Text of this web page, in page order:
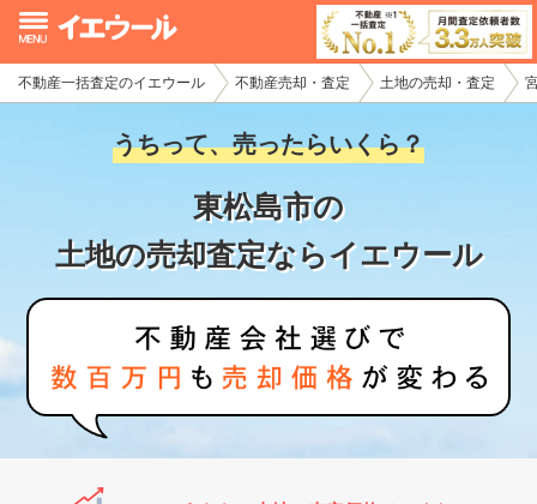
不動産一括査定のイエウール 不動産売却・査定 土地の売却・査定
うちって、売ったらいくら？
東松島市の
土地の売却査定ならイエウール
イエウール加盟希望の不動産会社様
初めての方へ
不動産の売却・一括査定
家査定シミュレーター
お問い合わせ